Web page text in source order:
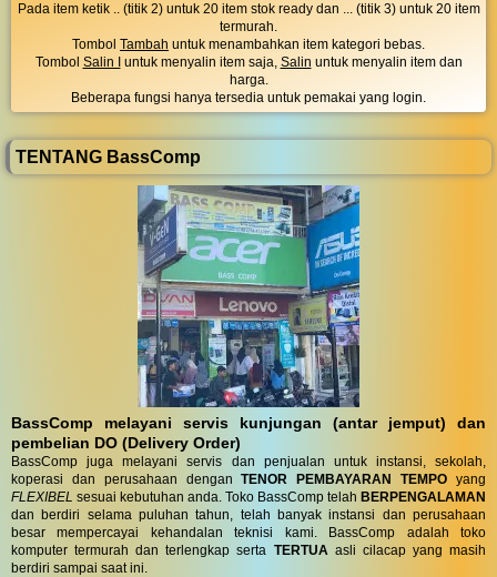
Pada item ketik .. (titik 2) untuk 20 item stok ready dan ... (titik 3) untuk 20 item
termurah.
Tombol Tambah untuk menambahkan item kategori bebas.
Tombol Salin I untuk menyalin item saja, Salin untuk menyalin item dan
harga.
Beberapa fungsi hanya tersedia untuk pemakai yang login.
TENTANG BassComp
BassComp melayani servis kunjungan (antar jemput) dan
pembelian DO (Delivery Order)
BassComp juga melayani servis dan penjualan untuk instansi, sekolah,
koperasi dan perusahaan denganTENOR PEMBAYARAN TEMPO yang
FLEXIBEL sesuai kebutuhan anda. Toko BassComp telah BERPENGALAMAN
dan berdiri selama puluhan tahun, telah banyak instansi dan perusahaan
besar mempercayai kehandalan teknisi kami. BassComp adalah toko
komputer termurah dan terlengkap serta TERTUAasli cilacap yang masih
berdiri sampai saat ini.